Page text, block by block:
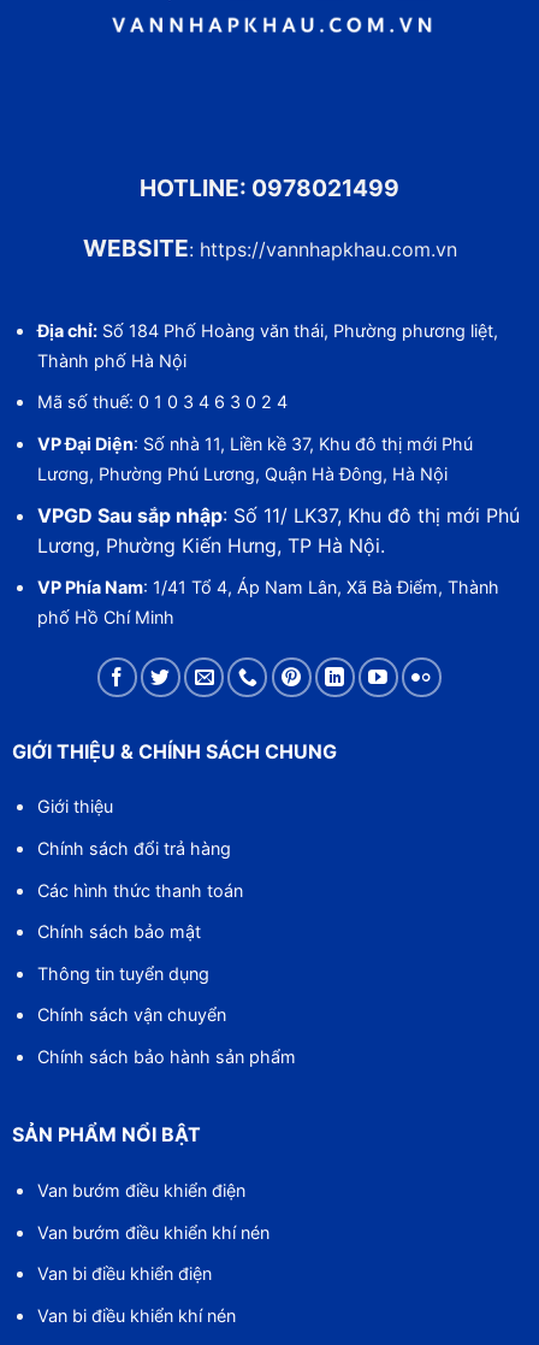
HOTLINE: 0978021499
WEBSITE: https://vannhapkhau.com.vn
Địa chỉ:Số 184 Phố Hoàng văn thái, Phường phương liệt,
Thành phố Hà Nội
Mã số thuế: 0 1 0 3 4 6 3 0 2 4
VP Đại Diện: Số nhà 11, Liền kề 37, Khu đô thị mới Phú
Lương, Phường Phú Lương, Quận Hà Đông, Hà Nội
VPGD Sau sắp nhập: Số 11/ LK37, Khu đô thị mới Phú
Lương, Phường Kiến Hưng, TP Hà Nội.
VP Phía Nam: 1/41 Tổ 4, Áp Nam Lân, Xã Bà Điểm, Thành
phố Hồ Chí Minh
GIỚI THIỆU & CHÍNH SÁCH CHUNG
Giới thiệu
Chính sách đổi trả hàng
Các hình thức thanh toán
Chính sách bảo mật
Thông tin tuyển dụng
Chính sách vận chuyển
Chính sách bảo hành sản phẩm
SẢN PHẨM NỔI BẬT
Van bướm điều khiển điện
Van bướm điều khiển khí nén
Van bi điều khiển điện
Van bi điều khiển khí nén